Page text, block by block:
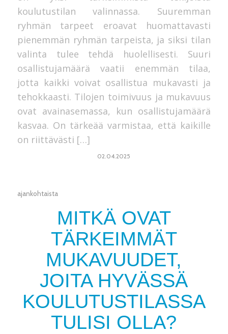
koulutustilan valinnassa. Suuremman
ryhmän tarpeet eroavat huomattavasti
pienemmän ryhmän tarpeista, ja siksi tilan
valinta tulee tehdä huolellisesti. Suuri
osallistujamäärä vaatii enemmän tilaa,
jotta kaikki voivat osallistua mukavasti ja
tehokkaasti. Tilojen toimivuus ja mukavuus
ovat avainasemassa, kun osallistujamäärä
kasvaa. On tärkeää varmistaa, että kaikille
on riittävästi […]
02.04.2025
ajankohtaista
MITKÄ OVAT
TÄRKEIMMÄT
MUKAVUUDET,
JOITA HYVÄSSÄ
KOULUTUSTILASSA
TULISI OLLA?